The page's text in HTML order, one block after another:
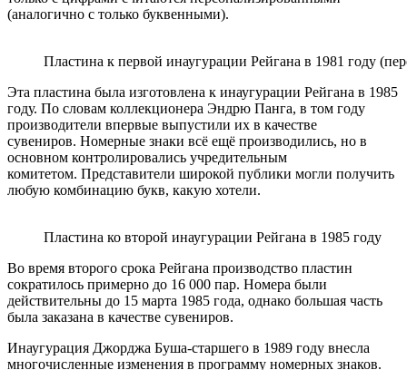
(аналогично с только буквенными).
Пластина к первой инаугурации Рейгана в 1981 году
Эта пластина была изготовлена ​​к инаугурации Рейгана в 1985
году. По словам коллекционера Эндрю Панга, в том году
производители впервые выпустили их в качестве
сувениров. Номерные знаки всё ещё производились, но в
основном контролировались учредительным
комитетом. Представители широкой публики могли получить
любую комбинацию букв, какую хотели.
Пластина ко второй инаугурации Рейгана в 1985 году
Во время второго срока Рейгана производство пластин
сократилось примерно до 16 000 пар. Номера были
действительны до 15 марта 1985 года, однако большая часть
была заказана в качестве сувениров.
Инаугурация Джорджа Буша-старшего в 1989 году внесла
многочисленные изменения в программу номерных знаков.